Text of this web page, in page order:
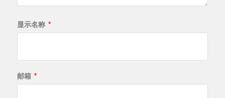
显示名称 *
邮箱 *